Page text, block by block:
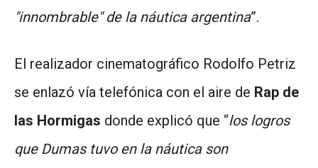
"innombrable" de la náutica argentina”.
El realizador cinematográfico Rodolfo Petriz
se enlazó vía telefónica con el aire de Rap de
las Hormigas donde explicó que “los logros
que Dumas tuvo en la náutica son